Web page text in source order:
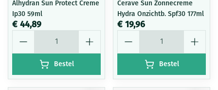
Alhydran Sun Protect Creme
Ip30 59ml
€ 44,89
Bestel
Cerave Sun Zonnecreme
Hydra Onzichtb. Spf30 177ml
€ 19,96
Bestel